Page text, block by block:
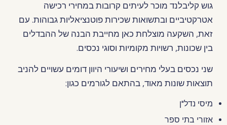
גוש קליבלנד מוכר לעיתים קרובות במחירי רכישה
אטרקטיביים ובתשואות שכירות פוטנציאליות גבוהות. עם
זאת, השקעה מוצלחת כאן מחייבת הבנה של ההבדלים
בין שכונות, רשויות מקומיות וסוגי נכסים.
שני נכסים בעלי מחירים ושיעורי היוון דומים עשויים להניב
תוצאות שונות מאוד, בהתאם לגורמים כגון:
מיסי נדל"ן
אזורי בתי ספר